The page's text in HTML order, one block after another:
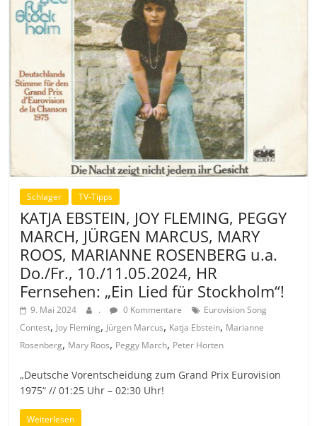
Schlager TV-Tipps
KATJA EBSTEIN, JOY FLEMING, PEGGY
MARCH, JÜRGEN MARCUS, MARY
ROOS, MARIANNE ROSENBERG u.a.
Do./Fr., 10./11.05.2024, HR
Fernsehen: „Ein Lied für Stockholm“!
9. Mai 2024 . 0 Kommentare
Eurovision Song
Contest, Joy Fleming, Jürgen Marcus, Katja Ebstein, Marianne
Rosenberg, Mary Roos, Peggy March, Peter Horten
„Deutsche Vorentscheidung zum Grand Prix Eurovision
1975“ // 01:25 Uhr – 02:30 Uhr!
Weiterlesen